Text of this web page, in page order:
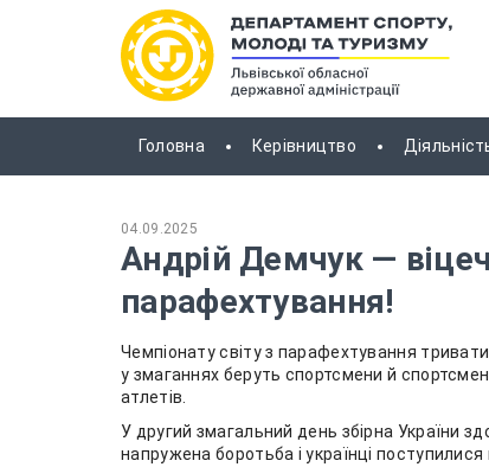
Головна Керівництво
04.09.2025
Андрій Демчук —
парафехтування!
Чемпіонату світу з парафехтування
у змаганнях беруть спортсмени й
атлетів.
У другий змагальний день збірна України
напружена боротьба і українці